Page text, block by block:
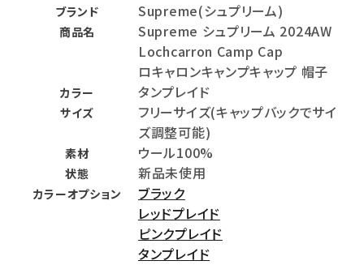
ブランド Supreme(シュプリーム)
商品名
Supreme シュプリーム 2024AW
Lochcarron Camp Cap
ロキャロンキャンプキャップ 帽子
カラー タンプレイド
サイズ
フリーサイズ(キャップバックでサイ
ズ調整可能)
素材 ウール100%
状態 新品未使用
カラーオプション
ブラック
レッドプレイド
ピンクプレイド
タンプレイド